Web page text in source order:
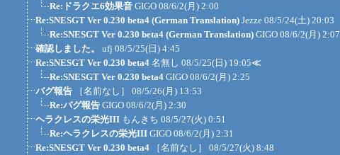
Re:ドラクエ6効果音 GIGO 08/6/2(月) 2:00
Re:SNESGT Ver 0.230 beta4 (German Translation) Jezze 08/5/24(土) 20:03
Re:SNESGT Ver 0.230 beta4 (German Translation) GIGO 08/6/2(月) 2:07
確認しました。
ufj 08/5/25(日) 4:45
Re:SNESGT Ver 0.230 beta4 名無し 08/5/25(日) 19:05≪
Re:SNESGT Ver 0.230 beta4 GIGO 08/6/2(月) 2:25
バグ報告
［名前なし］
08/5/26(月) 13:53
Re:バグ報告 GIGO 08/6/2(月) 2:30
ヘラクレスの栄光III もんきち 08/5/27(火) 0:51
Re:ヘラクレスの栄光III GIGO 08/6/2(月) 2:31
Re:SNESGT Ver 0.230 beta4
［名前なし］
08/5/27(火) 8:48